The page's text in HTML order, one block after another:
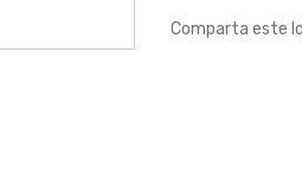
Comparta este